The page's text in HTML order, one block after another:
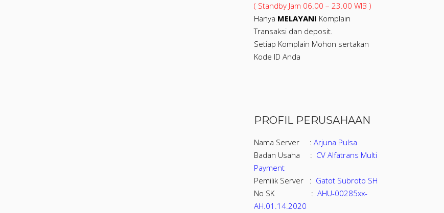
( Standby Jam 06.00 – 23.00 WIB )
Hanya MELAYANI Komplain
Transaksi dan deposit.
Setiap Komplain Mohon sertakan
Kode ID Anda
PROFIL PERUSAHAAN
Nama Server : Arjuna Pulsa
Badan Usaha : CV Alfatrans Multi
Payment
Pemilik Server : Gatot Subroto SH
No SK : AHU-00285xx-
AH.01.14.2020